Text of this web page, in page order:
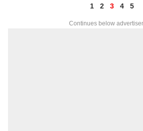
1 2 3 4 5
Continues below